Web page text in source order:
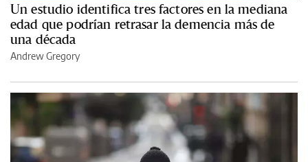
Un estudio identifica tres factores en la mediana
edad que podrían retrasar la demencia más de
una década
Andrew Gregory